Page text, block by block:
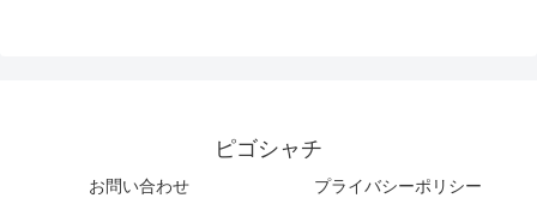
ピゴシャチ
お問い合わせ プライバシーポリシー